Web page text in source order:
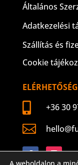
Általános
Adatkezelési
Szállítás és
Cookie
 +36 30

Követés